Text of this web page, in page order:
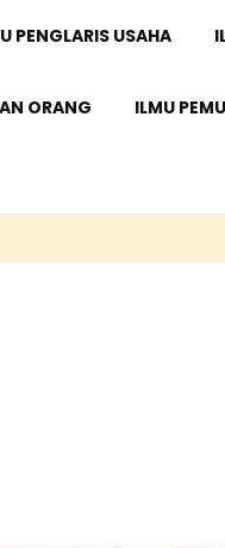
PENGLARIS USAHA
ORANG ILMU